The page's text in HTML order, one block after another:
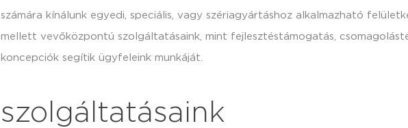
számára kínálunk egyedi, speciális, vagy szériagyártáshoz alkalmazható
mellett vevőközpontú szolgáltatásaink, mint fejlesztéstámogatás,
koncepciók segítik ügyfeleink munkáját.
szolgáltatásaink